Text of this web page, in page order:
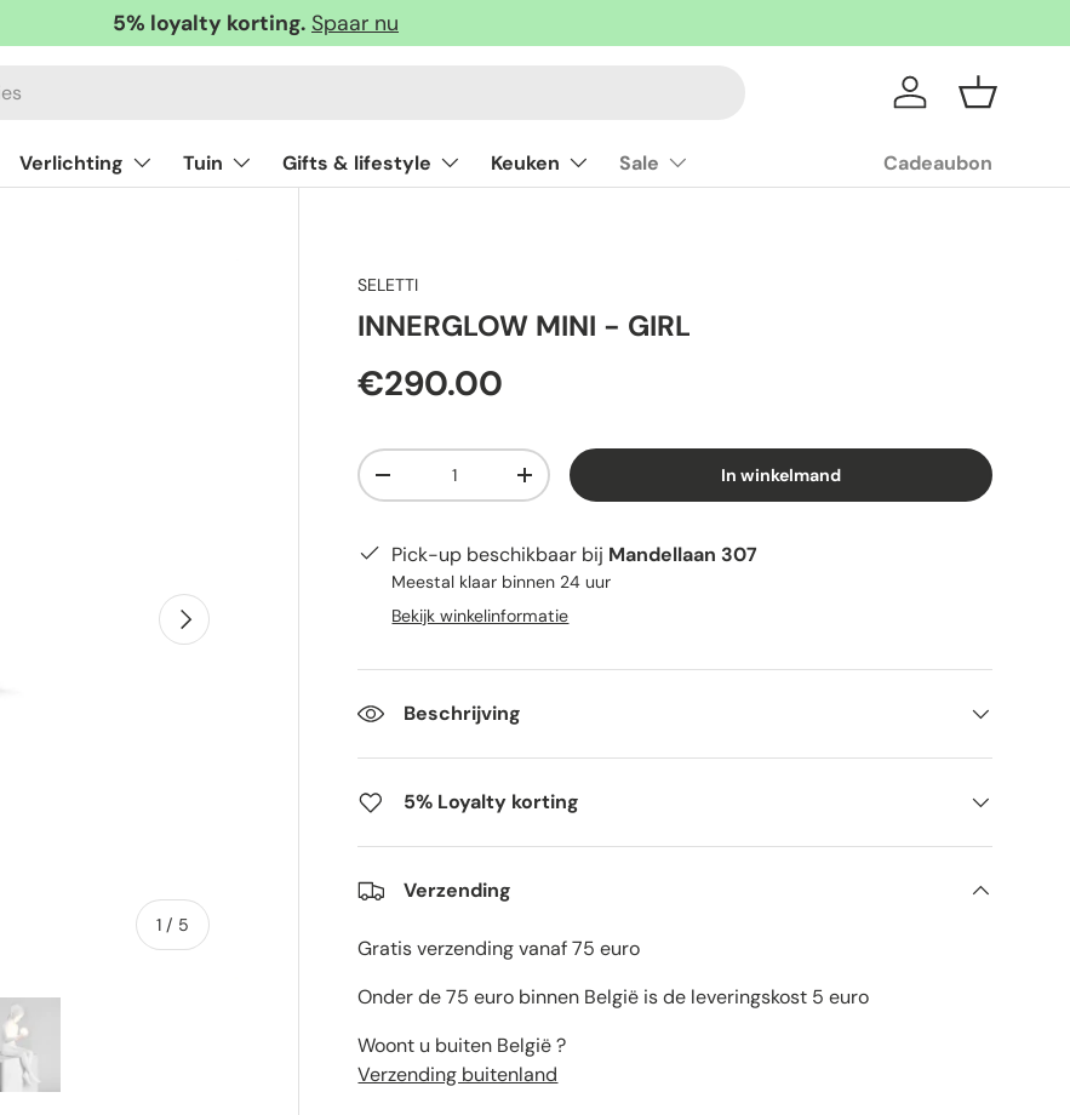
5% loyalty korting. Spaar nu
InloggenMandje
Verlichting Tuin Gifts & lifestyle Keuken Sale Cadeaubon
1 / van
5
Volgende
SELETTI
INNERGLOW MINI - GIRL
€290.00
Aantal
-
+ In winkelmand
Pick-up beschikbaar bij Mandellaan 307
Meestal klaar binnen 24 uur
Bekijk winkelinformatie
Beschrijving
5% Loyalty korting
Verzending
Gratis verzending vanaf 75 euro
Onder de 75 euro binnen België is de leveringskost 5 euro
Woont u buiten België ?
Verzending buitenland